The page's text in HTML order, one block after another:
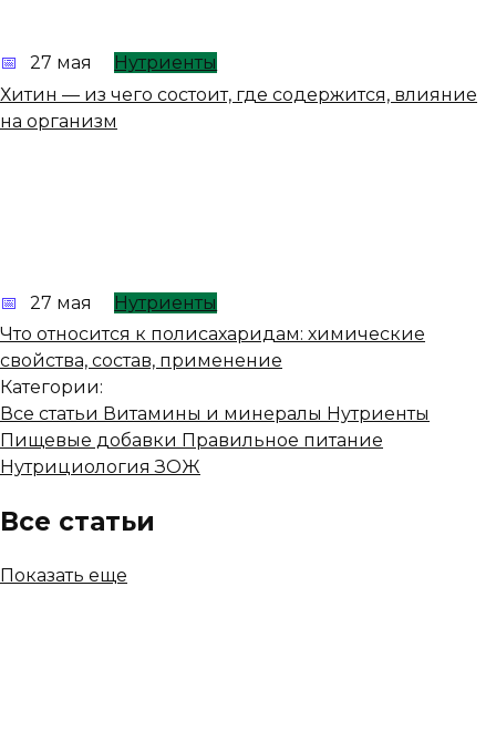
27 мая
Нутриенты
Хитин — из чего состоит, где содержится, влияние
на организм
27 мая
Нутриенты
Что относится к полисахаридам: химические
свойства, состав, применение
Категории:
Все статьи Витамины и минералы Нутриенты
Пищевые добавки Правильное питание
НутрициологияЗОЖ
Все статьи
Показать еще